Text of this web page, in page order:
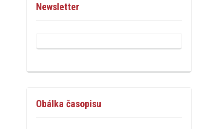
Newsletter
Obálka časopisu